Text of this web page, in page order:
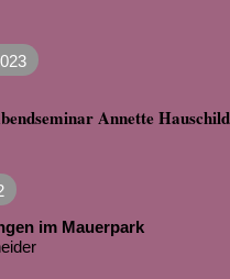
Annette Hauschild
im Mauerpark